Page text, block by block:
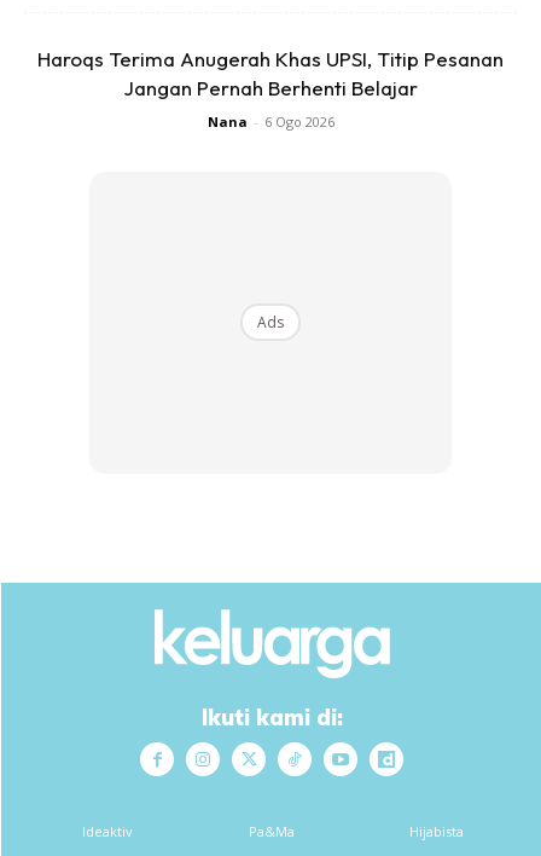
Haroqs Terima Anugerah Khas UPSI, Titip Pesanan
Jangan Pernah Berhenti Belajar
Nana - 6 Ogo 2026
Ads
Ikuti kami di:
Ideaktiv Pa&Ma Hijabista